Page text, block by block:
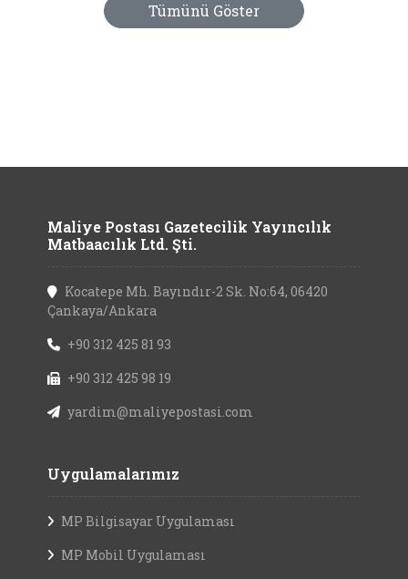
Tümünü Göster
Maliye Postası Gazetecilik Yayıncılık
Matbaacılık Ltd. Şti.
Kocatepe Mh. Bayındır-2 Sk. No:64, 06420
Çankaya/Ankara
+90 312 425 81 93
+90 312 425 98 19
yardim@maliyepostasi.com
Uygulamalarımız
MP Bilgisayar Uygulaması
MP Mobil Uygulaması